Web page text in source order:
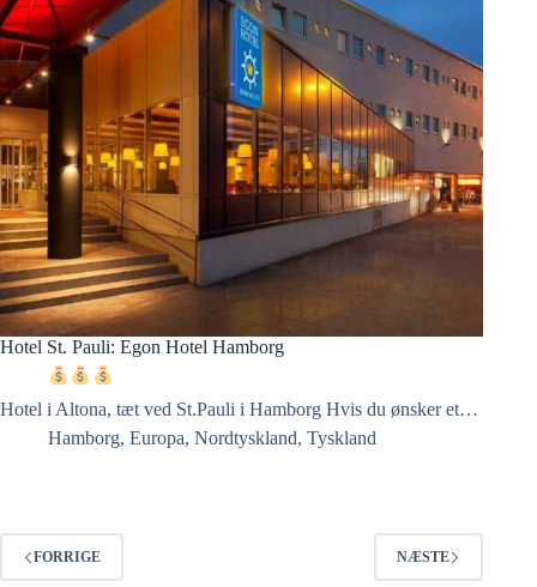
Hotel St. Pauli: Egon Hotel Hamborg
Hotel i Altona, tæt ved St.Pauli i Hamborg Hvis du ønsker et…
Hamborg, Europa, Nordtyskland, Tyskland
FORRIGE NÆSTE